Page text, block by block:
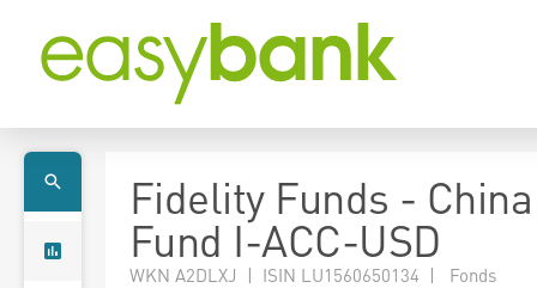
Fidelity Funds -
Fund I-ACC-USD
WKN A2DLXJ | ISIN LU1560650134 | Fonds